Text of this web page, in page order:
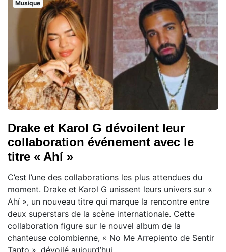
Musique
Drake et Karol G dévoilent leur
collaboration événement avec le
titre « Ahí »
C’est l’une des collaborations les plus attendues du
moment. Drake et Karol G unissent leurs univers sur «
Ahí », un nouveau titre qui marque la rencontre entre
deux superstars de la scène internationale. Cette
collaboration figure sur le nouvel album de la
chanteuse colombienne, « No Me Arrepiento de Sentir
Tanto », dévoilé aujourd’hui.